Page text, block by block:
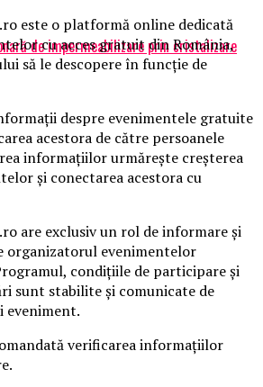
de impermeabilizare prin cristalizare
este o platformă online dedicată
cu acces gratuit din România,
să le descopere în funcție de
despre evenimentele gratuite
acestora de către persoanele
informațiilor urmărește creșterea
și conectarea acestora cu
are exclusiv un rol de informare și
organizatorul evenimentelor
condițiile de participare și
sunt stabilite și comunicate de
eveniment.
verificarea informațiilor